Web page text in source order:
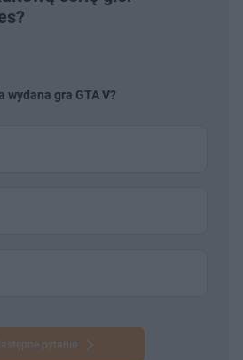
wydana gra GTA V?
pytanie